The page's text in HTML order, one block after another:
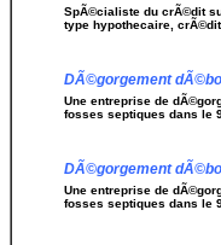
SpÃ©cialiste du crÃ©dit
type hypothecaire,
DÃ©gorgement
Une entreprise de
fosses septiques dans le
DÃ©gorgement
Une entreprise de
fosses septiques dans le